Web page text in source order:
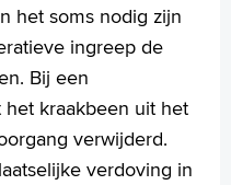
Brandt Daroff
een halscyste
het soms nodig zijn
ingreep de
Bij een
kraakbeen uit het
verwijderd.
verdoving in